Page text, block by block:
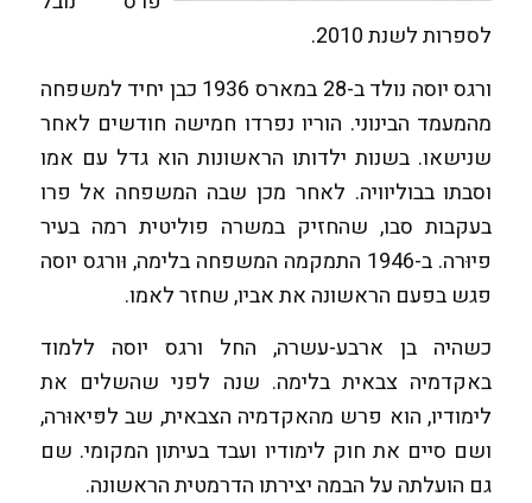
לספרות לשנת 2010.
ורגס יוסה נולד ב-28 במארס 1936 כבן יחיד למשפחה
מהמעמד הבינוני. הוריו נפרדו חמישה חודשים לאחר
שנישאו. בשנות ילדותו הראשונות הוא גדל עם אמו
וסבתו בבוליוויה. לאחר מכן שבה המשפחה אל פרו
בעקבות סבו, שהחזיק במשרה פוליטית רמה בעיר
פיוּרה. ב-1946 התמקמה המשפחה בלימה, וּורגס יוסה
פגש בפעם הראשונה את אביו, שחזר לאמו.
כשהיה בן ארבע-עשרה, החל ורגס יוסה ללמוד
באקדמיה צבאית בלימה. שנה לפני שהשלים את
לימודיו, הוא פרש מהאקדמיה הצבאית, שב לפּיאוּרה,
ושם סיים את חוק לימודיו ועבד בעיתון המקומי. שם
גם הועלתה על הבמה יצירתו הדרמטית הראשונה.